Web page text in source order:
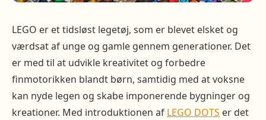
LEGO er et tidsløst legetøj, som er blevet elsket og
værdsat af unge og gamle gennem generationer. Det
er med til at udvikle kreativitet og forbedre
finmotorikken blandt børn, samtidig med at voksne
kan nyde legen og skabe imponerende bygninger og
kreationer. Med introduktionen af LEGO DOTS er det